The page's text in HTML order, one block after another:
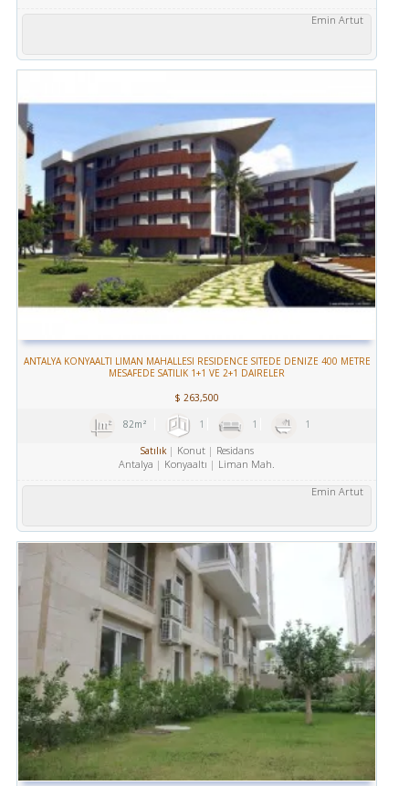
Emin Artut
ANTALYA KONYAALTI LIMAN MAHALLESI RESIDENCE SITEDE DENIZE 400 METRE
MESAFEDE SATILIK 1+1 VE 2+1 DAIRELER
$ 263,500
82m² 1 1 1
Satılık Konut
Residans
Antalya
Konyaaltı
Liman Mah.
Emin Artut